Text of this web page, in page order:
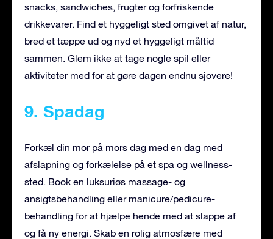
snacks, sandwiches, frugter og forfriskende
drikkevarer. Find et hyggeligt sted omgivet af natur,
bred et tæppe ud og nyd et hyggeligt måltid
sammen. Glem ikke at tage nogle spil eller
aktiviteter med for at gøre dagen endnu sjovere!
9. Spadag
Forkæl din mor på mors dag med en dag med
afslapning og forkælelse på et spa og wellness-
sted. Book en luksuriøs massage- og
ansigtsbehandling eller manicure/pedicure-
behandling for at hjælpe hende med at slappe af
og få ny energi. Skab en rolig atmosfære med